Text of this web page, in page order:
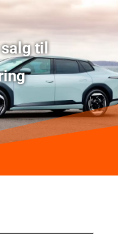
til